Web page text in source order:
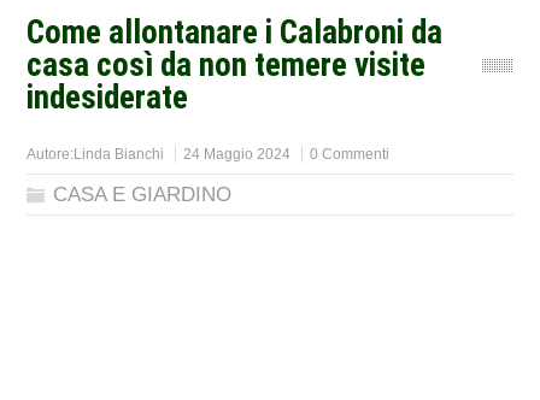
Come allontanare i Calabroni da
casa così da non temere visite
indesiderate
Autore:Linda Bianchi 24 Maggio 2024 0 Commenti
CASA E GIARDINO